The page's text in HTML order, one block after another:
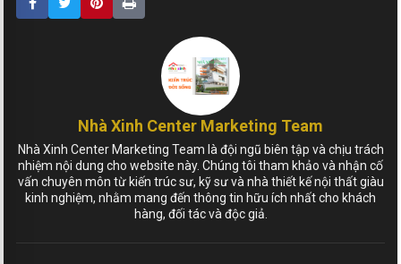
Nhà Xinh Center Marketing Team
Nhà Xinh Center Marketing Team là đội ngũ biên tập và chịu trách
nhiệm nội dung cho website này. Chúng tôi tham khảo và nhận cố
vấn chuyên môn từ kiến trúc sư, kỹ sư và nhà thiết kế nội thất giàu
kinh nghiệm, nhằm mang đến thông tin hữu ích nhất cho khách
hàng, đối tác và độc giả.